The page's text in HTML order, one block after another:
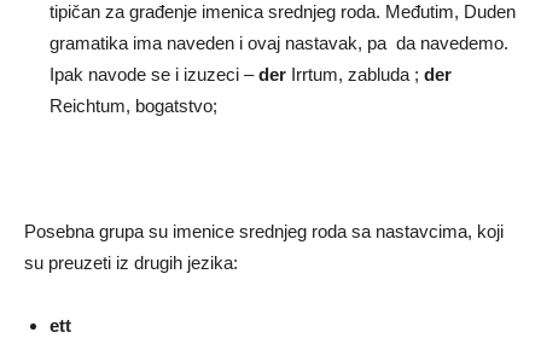
tipičan za građenje imenica srednjeg roda. Međutim, Duden
gramatika ima naveden i ovaj nastavak, pa da navedemo.
Ipak navode se i izuzeci –der Irrtum, zabluda ; der
Reichtum, bogatstvo;
Posebna grupa su imenice srednjeg roda sa nastavcima, koji
su preuzeti iz drugih jezika:
ett